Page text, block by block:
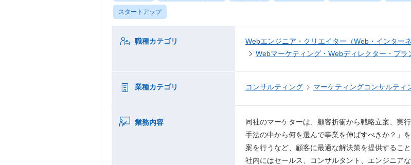
スタートアップ
職種カテゴリ
Webエンジニア・クリエイター（Web・インター
Webマーケティング・Webディレクター・プラ
業種カテゴリ コンサルティング マーケティングコンサルティ
業務内容
同社のマーケターは、顧客折衝から戦略立案、実
手法の中から何を選んで事業を伸ばすべきか？」
案を行うなど、顧客に最適な解決策を提供するこ
社内にはセールス、コンサルタント、エンジニア